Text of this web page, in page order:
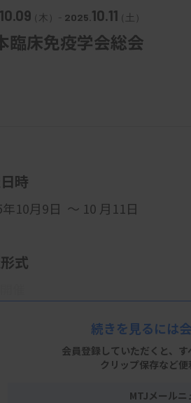
10.09（木） - 2025. 10.11 （土）
臨床免疫学会総会
時
10月9日 ～ 10 月11日
式
ニューオータニ幕張
千葉市美浜区ひび野2丁目120-3
続きを見るには
会員登録していただくと、す
クリップ保存など便
MTJメール